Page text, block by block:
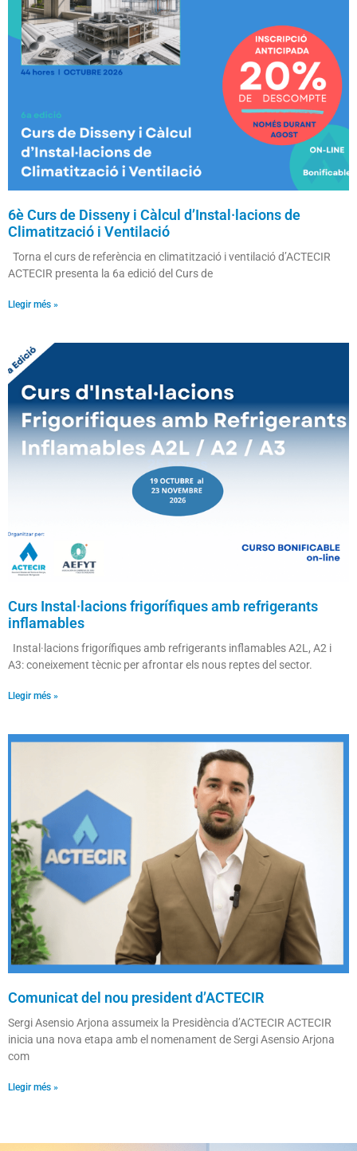
6è Curs de Disseny i Càlcul d’Instal·lacions de
Climatització i Ventilació
Torna el curs de referència en climatització i ventilació d’ACTECIR
ACTECIR presenta la 6a edició del Curs de
Llegir més »
Curs Instal·lacions frigorífiques amb refrigerants
inflamables
Instal·lacions frigorífiques amb refrigerants inflamables A2L, A2 i
A3: coneixement tècnic per afrontar els nous reptes del sector.
Llegir més »
Comunicat del nou president d’ACTECIR
Sergi Asensio Arjona assumeix la Presidència d’ACTECIR ACTECIR
inicia una nova etapa amb el nomenament de Sergi Asensio Arjona
com
Llegir més »